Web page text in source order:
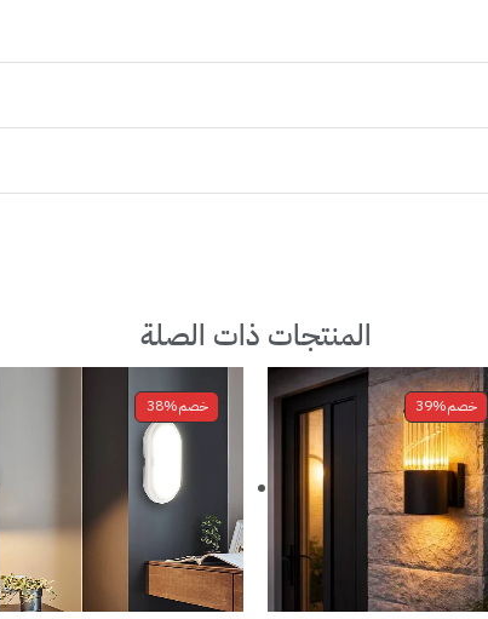
المنتجات ذات الصلة
خصم39% خصم38%